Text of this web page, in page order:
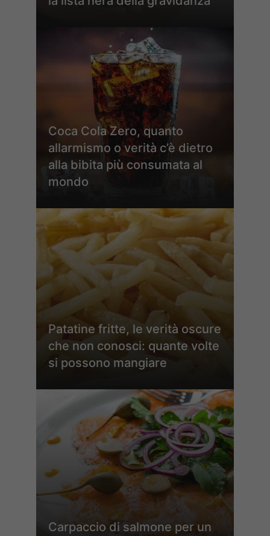
Coca Cola Zero, quanto
allarmismo o verità c’è dietro
alla bibita più consumata al
mondo
Patatine fritte, le verità oscure
che non conosci: quante volte
si possono mangiare
Carpaccio di salmone per un